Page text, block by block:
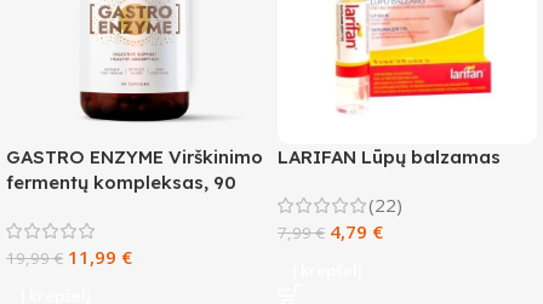
GASTRO ENZYME Virškinimo
fermentų kompleksas, 90
19,99€ 11,99 €
LARIFAN Lūpų balzamas
(22)
7,99€ 4,79 €